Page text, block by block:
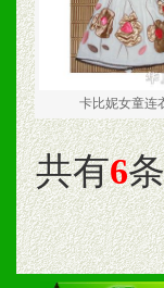
卡比妮女童连
共有6